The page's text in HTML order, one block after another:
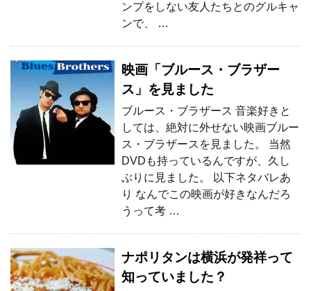
ンプをしない友人たちとのグルキャ
ンで、 …
映画「ブルース・ブラザー
ス」を見ました
ブルース・ブラザース 音楽好きと
しては、絶対に外せない映画ブルー
ス・ブラザースを見ました。 当然
DVDも持っているんですが、久し
ぶりに見ました。 以下ネタバレあ
り なんでこの映画が好きなんだろ
うって考 …
ナポリタンは横浜が発祥って
知っていました？